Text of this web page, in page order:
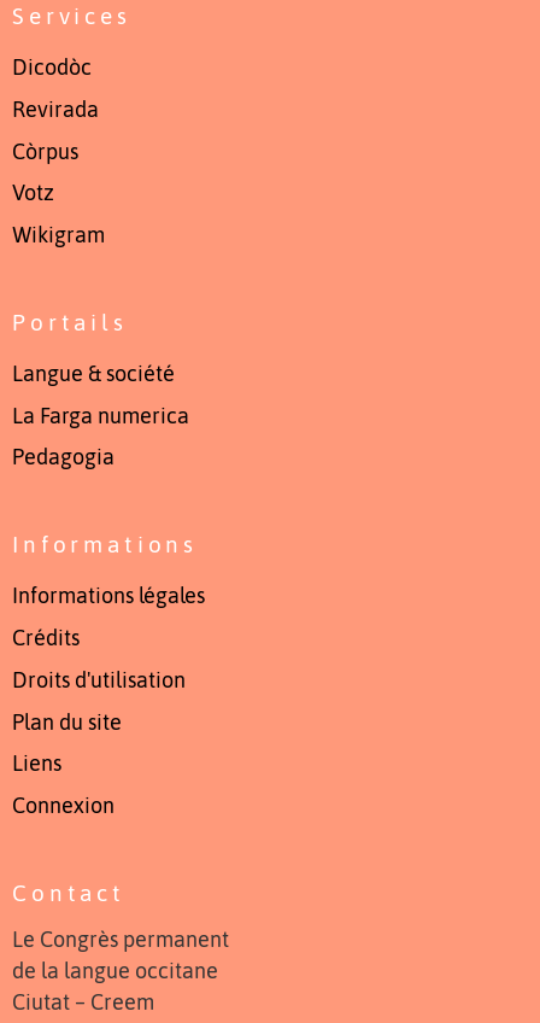
Services
Dicodòc
Revirada
Còrpus
Votz
Wikigram
Portails
Langue & société
La Farga numerica
Pedagogia
Informations
Informations légales
Crédits
Droits d'utilisation
Plan du site
Liens
Connexion
Contact
Le Congrès permanent
de la langue occitane
Ciutat – Creem